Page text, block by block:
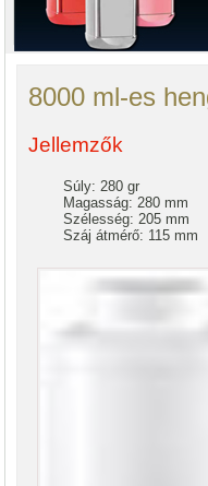
8000 ml-es
Jellemzők
Súly: 280 gr
Magasság: 280 mm
Szélesség: 205 mm
Száj átmérő: 115 mm